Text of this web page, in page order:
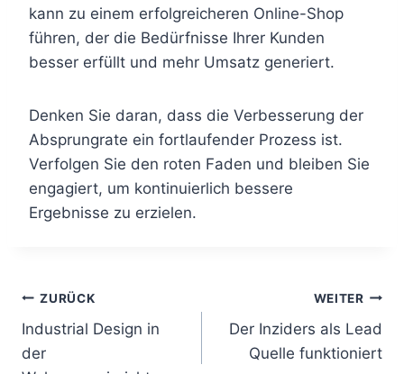
kann zu einem erfolgreicheren Online-Shop
führen, der die Bedürfnisse Ihrer Kunden
besser erfüllt und mehr Umsatz generiert.
Denken Sie daran, dass die Verbesserung der
Absprungrate ein fortlaufender Prozess ist.
Verfolgen Sie den roten Faden und bleiben Sie
engagiert, um kontinuierlich bessere
Ergebnisse zu erzielen.
B
e
ZURÜCK
Industrial Design in
der
WEITER
Der Inziders als Lead
Quelle funktioniert